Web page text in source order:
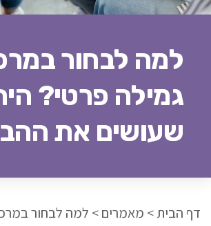
למה לבחור
גמילה פרטי?
שעושים את
דף הבית> מאמרים> למה לבחור